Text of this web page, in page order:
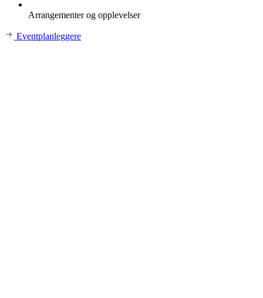
Arrangementer og opplevelser
Eventplanleggere